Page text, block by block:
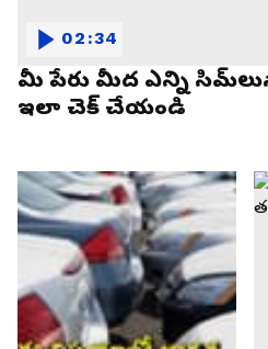
మీ పేరు మీద ఎన్ని
ఇలా చెక్ చేయండి
02:34